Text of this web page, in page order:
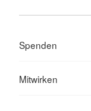
Spenden
Mitwirken